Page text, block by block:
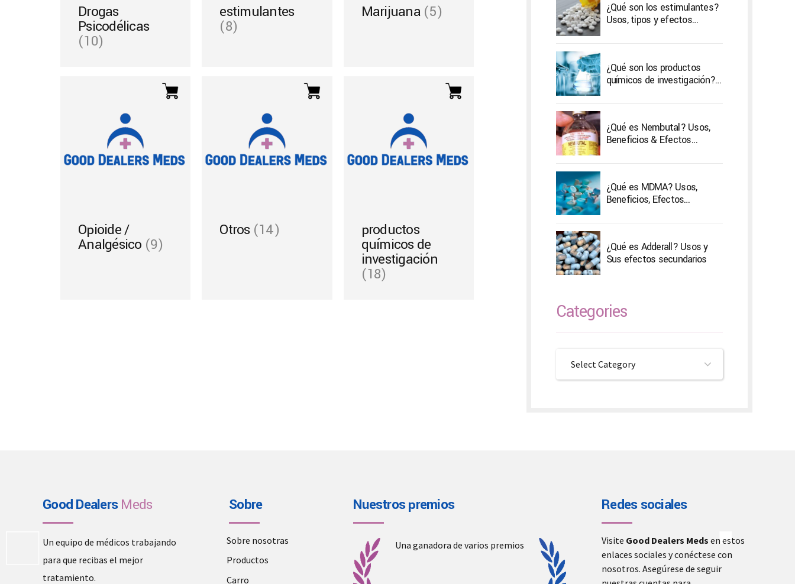
Drogas
Psicodélicas
(10)
estimulantes
(8)
Marijuana (5)
Opioide /
Analgésico (9)
Otros (14) productos
químicos de
investigación
(18)
¿Qué son los estimulantes?
Usos, tipos y efectos
¿Qué son los productos
químicos de investigación?
¿Qué es Nembutal? Usos,
Beneficios & Efectos
¿Qué es MDMA? Usos,
Beneficios, Efectos
¿Qué es Adderall? Usos y
Sus efectos secundarios
Categories
Select Category
Good DealersMeds
Un equipo de médicos trabajando
para que recibas el mejor
tratamiento.
Sobre
Sobre nosotras
Productos
Carro
Nuestros premios
Una ganadora de varios premios
Redes sociales
Visite Good Dealers Meds en estos
enlaces sociales y conéctese con
nosotros. Asegúrese de seguir